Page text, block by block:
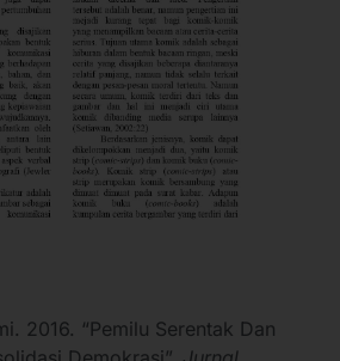
2016. “Pemilu Serentak Dan